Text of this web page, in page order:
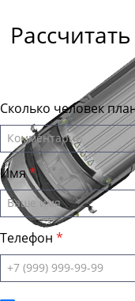
,
Сколько человек
Имя
Телефон